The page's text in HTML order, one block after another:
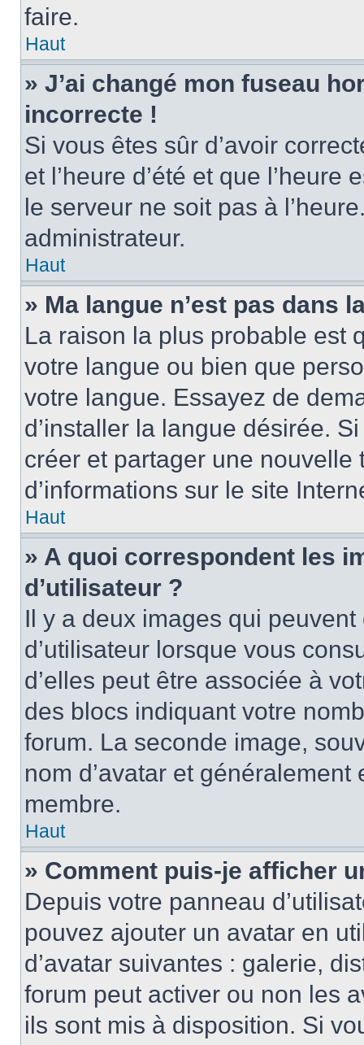
faire.
Haut
» J’ai changé mon fuseau
incorrecte !
Si vous êtes sûr d’avoir
et l’heure d’été et que
le serveur ne soit pas à
administrateur.
Haut
» Ma langue n’est pas dans
La raison la plus probable est
votre langue ou bien que
votre langue. Essayez de
d’installer la langue désirée.
créer et partager une
d’informations sur le site
Haut
» A quoi correspondent les
d’utilisateur ?
Il y a deux images qui
d’utilisateur lorsque vous
d’elles peut être associée à
des blocs indiquant votre
forum. La seconde image,
nom d’avatar et
membre.
Haut
» Comment puis-je afficher
Depuis votre panneau
pouvez ajouter un avatar en
d’avatar suivantes : galerie,
forum peut activer ou non les
ils sont mis à disposition. Si